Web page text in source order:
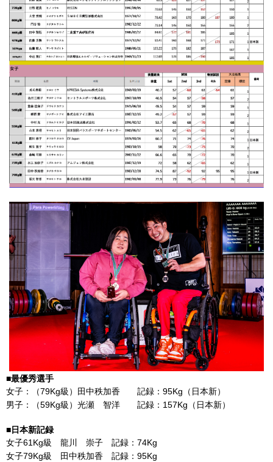
■最優秀選手
女子：（79Kg級）田中秩加香 記録：95Kg（日本新）
男子：（59Kg級）光瀬 智洋 記録：157Kg（日本新）
■日本新記録
女子61Kg級 龍川 崇子 記録：74Kg
女子79Kg級 田中秩加香 記録：95Kg